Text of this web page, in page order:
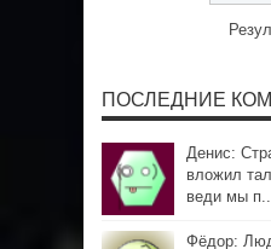
ПОСЛЕДНИЕ
Денис:
вложил
веди мы п...
Фёдор: